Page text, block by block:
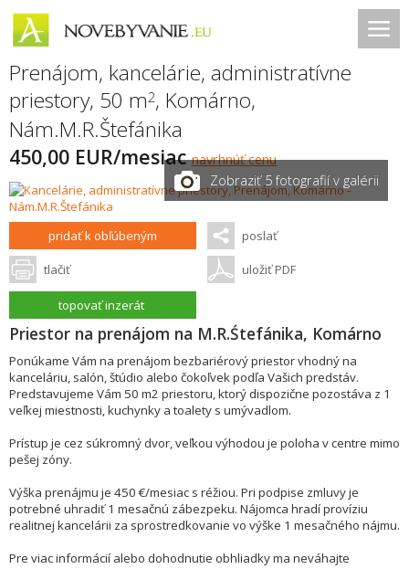
Prenájom, kancelárie, administratívne
priestory, 50 m2, Komárno,
Nám.M.R.Štefánika
450,00 EUR/mesiacnavrhnúť cenu
Zobraziť 5 fotografií v galérii
pridať k obľúbeným poslať
tlačiť uložiť PDF
topovať inzerát
Priestor na prenájom na M.R.Śtefánika, Komárno
Ponúkame Vám na prenájom bezbariérový priestor vhodný na
kanceláriu, salón, štúdio alebo čokoľvek podľa Vašich predstáv.
Predstavujeme Vám 50 m2 priestoru, ktorý dispozične pozostáva z 1
veľkej miestnosti, kuchynky a toalety s umývadlom.
Prístup je cez súkromný dvor, veľkou výhodou je poloha v centre mimo
pešej zóny.
Výška prenájmu je 450 €/mesiac s réžiou. Pri podpise zmluvy je
potrebné uhradiť 1 mesačnú zábezpeku. Nájomca hradí províziu
realitnej kancelárii za sprostredkovanie vo výške 1 mesačného nájmu.
Pre viac informácií alebo dohodnutie obhliadky ma neváhajte